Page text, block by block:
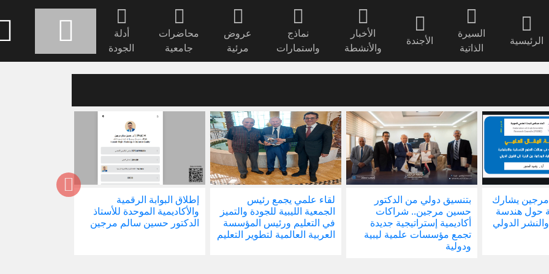
الرئيسية
السيرة
الذاتية
الأجندة
الأخبار
والأنشطة
نماذج
واستمارات
عروض
مرئية
محاضرات
جامعية
أدلة
الجودة
مرجين يشارك
حول هندسة
الدولي
بتنسيق دولي من الدكتور
حسين مرجين.. شراكات
أكاديمية إستراتيجية جديدة
تجمع مؤسسات علمية ليبية
ودولية
لقاء علمي يجمع رئيس
الجمعية الليبية للجودة والتميز
في التعليم ورئيس المؤسسة
العربية العالمية لتطوير التعليم
إطلاق البوابة الرقمية
والأكاديمية الموحدة للأستاذ
الدكتور حسين سالم مرجين